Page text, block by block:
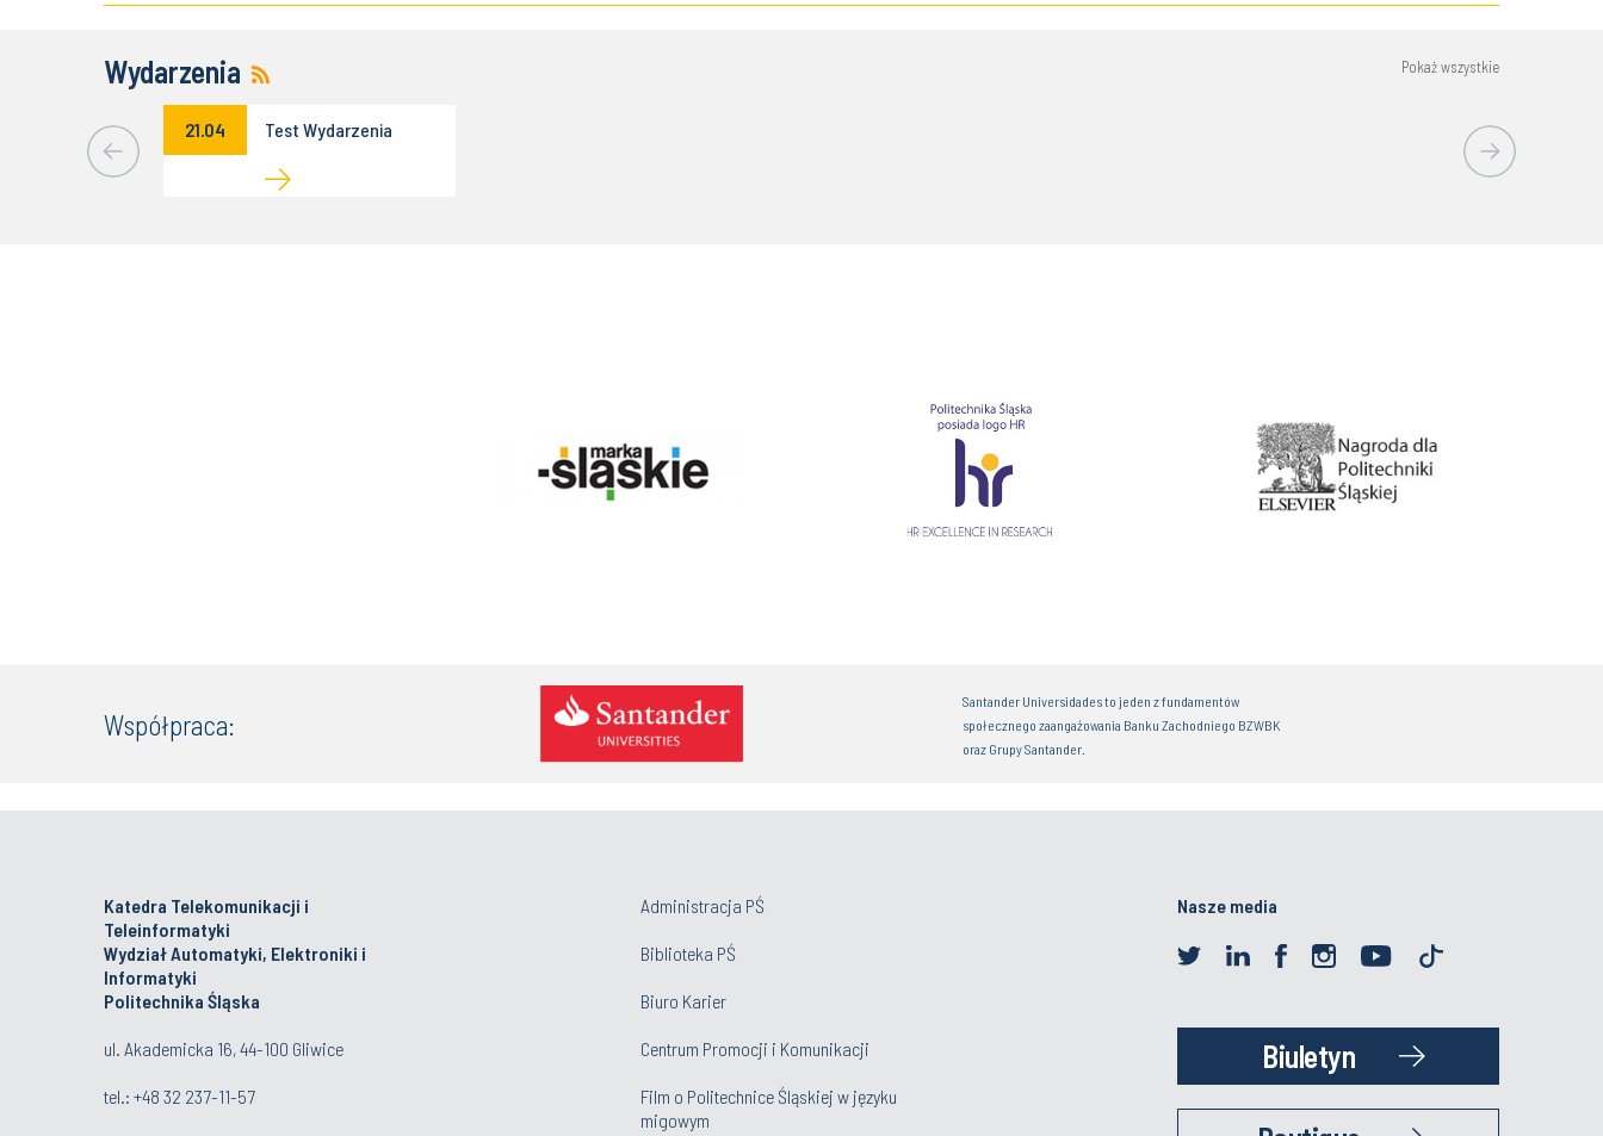
Wydarzenia Pokaż wszystkie
21.04 Test Wydarzenia
Współpraca:
Santander Universidades to jeden z fundamentów
społecznego zaangażowania Banku Zachodniego BZWBK
oraz Grupy Santander.
Katedra Telekomunikacji i
Teleinformatyki
Wydział Automatyki, Elektroniki i
Informatyki
Politechnika Śląska
ul. Akademicka 16, 44-100 Gliwice
tel.: +48 32 237-11-57
Administracja PŚ
Biblioteka PŚ
Biuro Karier
Centrum Promocji i Komunikacji
Film o Politechnice Śląskiej w języku
migowym
Nasze media
Biuletyn